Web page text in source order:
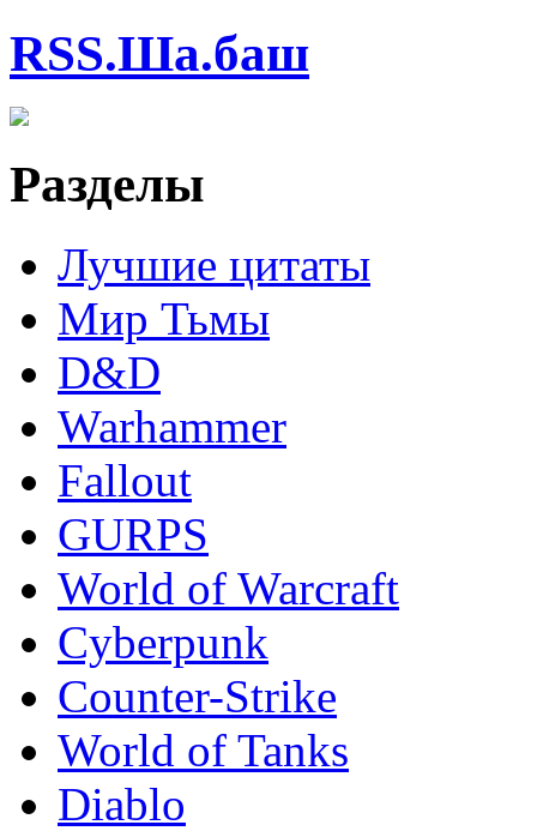
RSS.Ша.баш
Разделы
Лучшие цитаты
Мир Тьмы
D&D
Warhammer
Fallout
GURPS
World of Warcraft
Сyberpunk
Counter-Strike
World of Tanks
Diablo